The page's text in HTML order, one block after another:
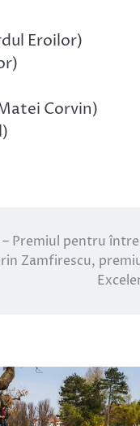
Eroilor)
Corvin)
Premiul pentru
Zamfirescu,